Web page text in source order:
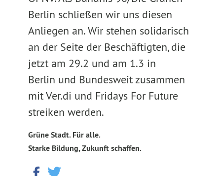
Berlin schließen wir uns diesen
Anliegen an. Wir stehen solidarisch
an der Seite der Beschäftigten, die
jetzt am 29.2 und am 1.3 in
Berlin und Bundesweit zusammen
mit Ver.di und Fridays For Future
streiken werden.
Grüne Stadt. Für alle.
Starke Bildung, Zukunft schaffen.